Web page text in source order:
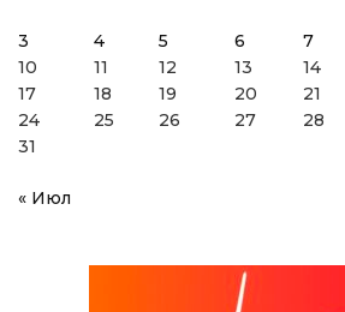
3
4 5 6 7
10
11 12 13 14
17
18 19 20 21
24
25 26 27 28
31
« Июл